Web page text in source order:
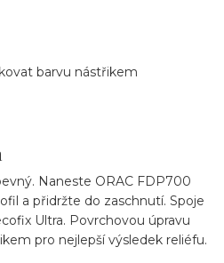
barvu nástřikem
Naneste ORAC FDP700
a přidržte do zaschnutí. Spoje
Ultra. Povrchovou úpravu
pro nejlepší výsledek reliéfu.